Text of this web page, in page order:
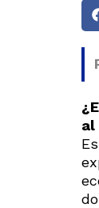
al